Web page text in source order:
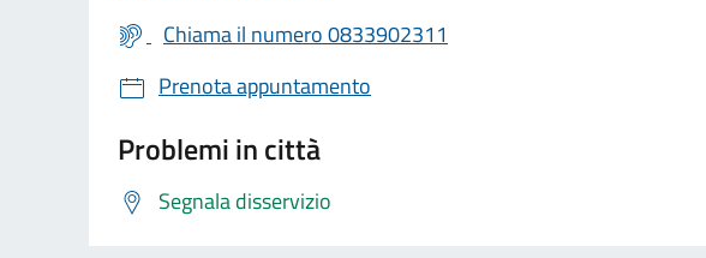
Chiama il numero 0833902311
Prenota appuntamento
Problemi in città
Segnala disservizio